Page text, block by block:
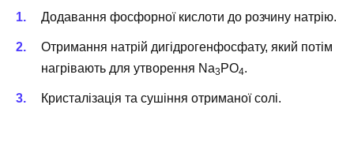
Додавання фосфорної кислоти до розчину натрію.
Отримання натрій дигідрогенфосфату, який потім
нагрівають для утворення Na3 PO4.
Кристалізація та сушіння отриманої солі.